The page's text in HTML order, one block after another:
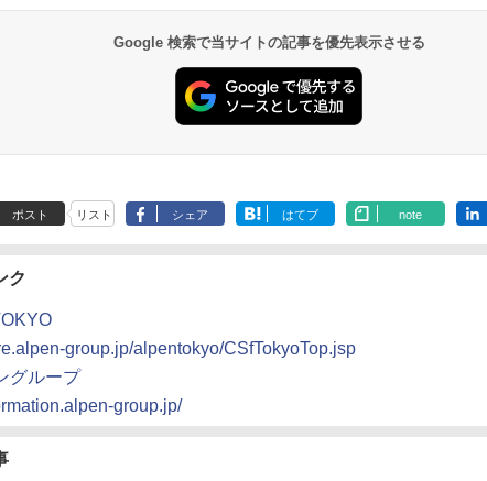
10,450円～
19,541円～
7,950円～
5,758円～
Google 検索で当サイトの記事を優先表示させる
ポスト リスト シェア はてブ note
ク
group.jp/alpentokyo/CSfTokyoTop.jsp
グループ
group.jp/